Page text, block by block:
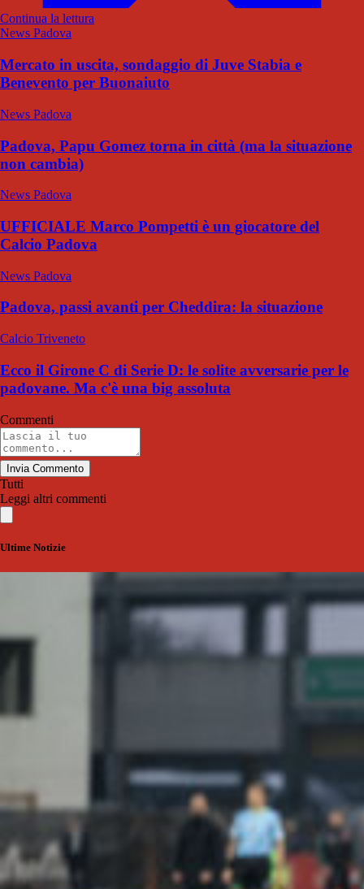
Continua la lettura
News Padova
Mercato in uscita, sondaggio di Juve Stabia e
Benevento per Buonaiuto
News Padova
Padova, Papu Gomez torna in città (ma la situazione
non cambia)
News Padova
UFFICIALE Marco Pompetti è un giocatore del
Calcio Padova
News Padova
Padova, passi avanti per Cheddira: la situazione
Calcio Triveneto
Ecco il Girone C di Serie D: le solite avversarie per le
padovane. Ma c'è una big assoluta
Commenti
Invia Commento
Tutti
Leggi altri commenti
Ultime Notizie